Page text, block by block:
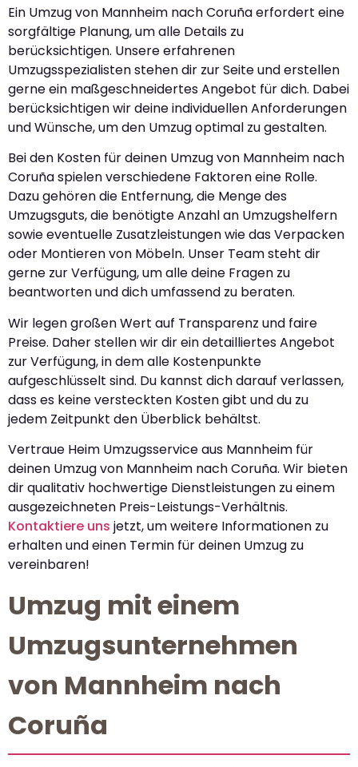
Ein Umzug von Mannheim nach Coruña erfordert eine
sorgfältige Planung, um alle Details zu
berücksichtigen. Unsere erfahrenen
Umzugsspezialisten stehen dir zur Seite und erstellen
gerne ein maßgeschneidertes Angebot für dich. Dabei
berücksichtigen wir deine individuellen Anforderungen
und Wünsche, um den Umzug optimal zu gestalten.
Bei den Kosten für deinen Umzug von Mannheim nach
Coruña spielen verschiedene Faktoren eine Rolle.
Dazu gehören die Entfernung, die Menge des
Umzugsguts, die benötigte Anzahl an Umzugshelfern
sowie eventuelle Zusatzleistungen wie das Verpacken
oder Montieren von Möbeln. Unser Team steht dir
gerne zur Verfügung, um alle deine Fragen zu
beantworten und dich umfassend zu beraten.
Wir legen großen Wert auf Transparenz und faire
Preise. Daher stellen wir dir ein detailliertes Angebot
zur Verfügung, in dem alle Kostenpunkte
aufgeschlüsselt sind. Du kannst dich darauf verlassen,
dass es keine versteckten Kosten gibt und du zu
jedem Zeitpunkt den Überblick behältst.
Vertraue Heim Umzugsservice aus Mannheim für
deinen Umzug von Mannheim nach Coruña. Wir bieten
dir qualitativ hochwertige Dienstleistungen zu einem
ausgezeichneten Preis-Leistungs-Verhältnis.
Kontaktiere uns jetzt, um weitere Informationen zu
erhalten und einen Termin für deinen Umzug zu
vereinbaren!
Umzug mit einem
Umzugsunternehmen
von Mannheim nach
Coruña